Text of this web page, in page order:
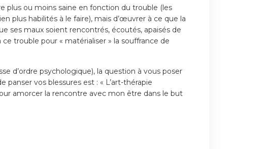
plus ou moins saine en fonction du trouble (les
plus habilités à le faire), mais d’œuvrer à ce que la
ses maux soient rencontrés, écoutés, apaisés de
trouble pour « matérialiser » la souffrance de
d’ordre psychologique), la question à vous poser
vos blessures est : « L’art-thérapie
amorcer la rencontre avec mon être dans le but